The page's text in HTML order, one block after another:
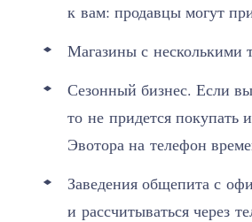
к вам: продавцы могут
Магазины с несколькими
Сезонный бизнес. Если
то не придется покупать
Эвотора на телефон
Заведения общепита с
и рассчитываться через